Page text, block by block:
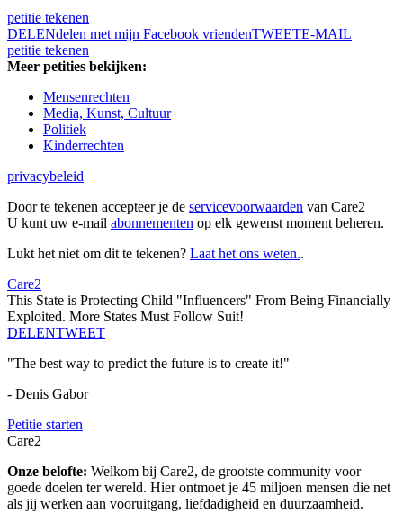
petitie tekenen
DELENdelen met mijn Facebook vriendenTWEETE-MAIL
petitie tekenen
Meer petities bekijken:
Mensenrechten
Media, Kunst, Cultuur
Politiek
Kinderrechten
privacybeleid
Door te tekenen accepteer je de servicevoorwaarden van Care2
U kunt uw e-mail abonnementen op elk gewenst moment beheren.
Lukt het niet om dit te tekenen? Laat het ons weten..
Care2
This State is Protecting Child "Influencers" From Being Financially
Exploited. More States Must Follow Suit!
DELENTWEET
"The best way to predict the future is to create it!"
- Denis Gabor
Petitie starten
Care2
Onze belofte: Welkom bij Care2, de grootste community voor
goede doelen ter wereld. Hier ontmoet je 45 miljoen mensen die net
als jij werken aan vooruitgang, liefdadigheid en duurzaamheid.